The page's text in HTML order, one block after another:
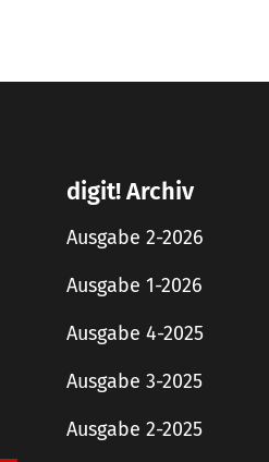
digit! Archiv
Ausgabe 2-2026
Ausgabe 1-2026
Ausgabe 4-2025
Ausgabe 3-2025
Ausgabe 2-2025